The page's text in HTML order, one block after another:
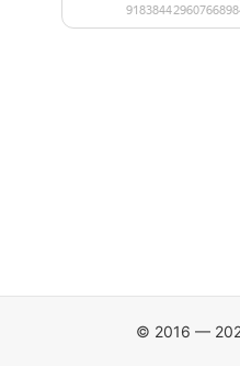
© 2016 —